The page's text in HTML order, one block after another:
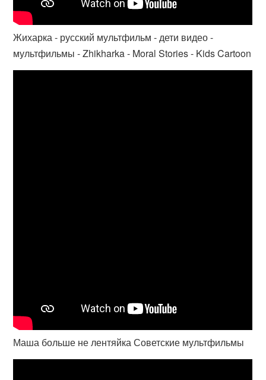
Жихарка - русский мультфильм - дети видео -
мультфильмы - Zhikharka - Moral Stories - Kids Cartoon
Маша больше не лентяйка Советские мультфильмы